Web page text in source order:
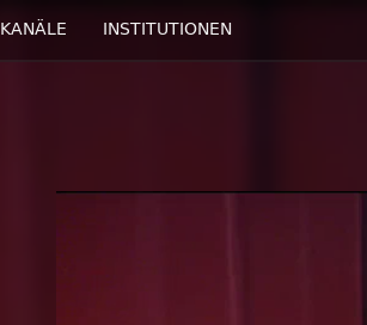
KANÄLE INSTITUTIONEN